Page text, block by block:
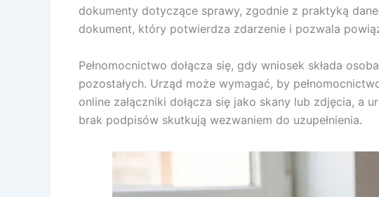
dokumenty dotyczące sprawy, zgodnie z praktyką
dokument, który potwierdza zdarzenie i pozwala
Pełnomocnictwo dołącza się, gdy wniosek składa
pozostałych. Urząd może wymagać, by
online załączniki dołącza się jako skany lub zdjęcia,
brak podpisów skutkują wezwaniem do uzupełnienia.